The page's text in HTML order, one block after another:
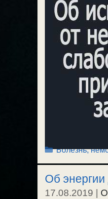
Рубрики
Болезнь,
Об
17.08.2019